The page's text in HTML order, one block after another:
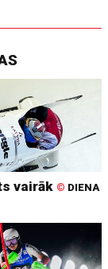
vairāk © DIENA